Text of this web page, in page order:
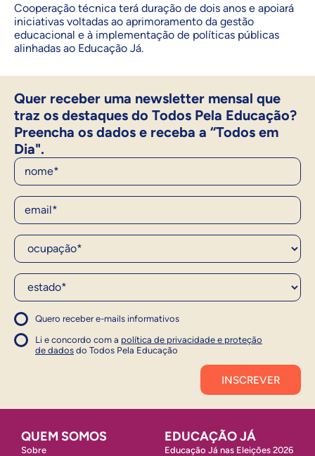
Cooperação técnica terá duração de dois anos e apoiará
iniciativas voltadas ao aprimoramento da gestão
educacional e à implementação de políticas públicas
alinhadas ao Educação Já.
Quer receber uma newsletter mensal que
traz os destaques do Todos Pela Educação?
Preencha os dados e receba a “Todos em
Dia".
Nome
E-Mail
Ocupação*
Estado*
Quero receber e-mails informativos
1
Concordo com a política
Concordo com a política
Li e concordo com a política de privacidade e proteção
de dados do Todos Pela Educação
1
QUEM SOMOS
Sobre
EDUCAÇÃO JÁ
Educação Já nas Eleições 2026